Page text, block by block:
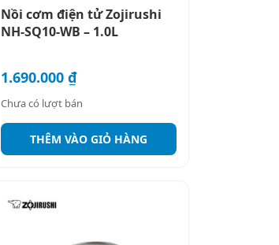
Nồi cơm điện tử Zojirushi
NH-SQ10-WB – 1.0L
1.690.000₫
Chưa có lượt bán
THÊM VÀO GIỎ HÀNG